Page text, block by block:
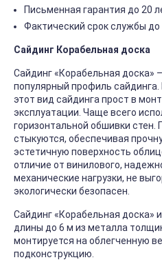
Письменная гарантия до 20
Фактический срок службы до
Сайдинг Корабельная доска
Сайдинг «Корабельная доска»
популярный профиль
этот вид сайдинга прост в
эксплуатации. Чаще всего
горизонтальной обшивки стен.
стыкуются, обеспечивая
эстетичную поверхность
отличие от винилового,
механические нагрузки, не
экологически безопасен.
Сайдинг «Корабельная доска»
длины до 6 м из металла
монтируется на облегченную
подконструкцию.